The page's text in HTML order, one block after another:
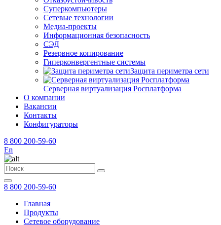
Суперкомпьютеры
Сетевые технологии
Медиа-проекты
Информационная безопасность
СЭД
Резервное копирование
Гиперконвергентные системы
Защита периметра сети
Серверная виртуализация Росплатформа
О компании
Вакансии
Контакты
Конфигураторы
8 800 200-59-60
En
8 800 200-59-60
Главная
Продукты
Сетевое оборудование